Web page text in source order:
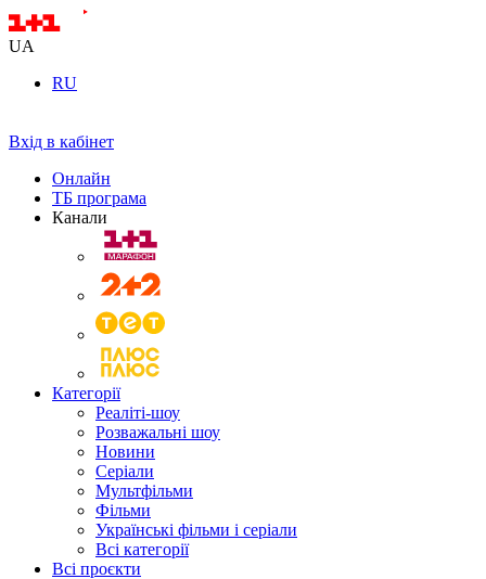
UA
RU
Вхід в кабінет
Онлайн
ТБ програма
Канали
Категорії
Реаліті-шоу
Розважальні шоу
Новини
Серіали
Мультфільми
Фільми
Українські фільми і серіали
Всі категорії
Всі проєкти